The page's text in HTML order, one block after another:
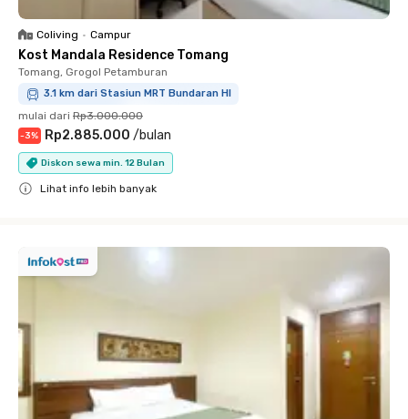
Coliving • Campur
Kost Mandala Residence Tomang
Tomang, Grogol Petamburan
3.1 km dari Stasiun MRT Bundaran HI
mulai dari Rp3.000.000
-3% Rp2.885.000 /bulan
Diskon sewa min. 12 Bulan
Lihat info lebih banyak